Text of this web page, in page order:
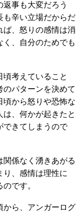
返事も大変だろう
も辛い立場だからだ
ば、怒りの感情は消
く、自分のためでも
頃考えていること
のパターンを決めて
頃から怒りや恐怖な
、何かが起きたと
できてしまうので
関係なく湧きあがる
り、感情は理性に
です。
から、アンガーログ